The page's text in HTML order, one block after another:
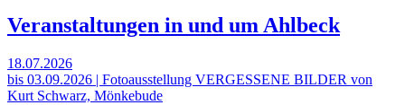
Veranstaltungen in und um Ahlbeck
18.07.2026
bis 03.09.2026 | Fotoausstellung VERGESSENE BILDER von
Kurt Schwarz, Mönkebude